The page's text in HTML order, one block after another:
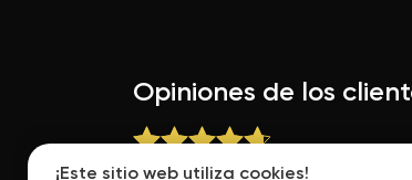
Opiniones de los
¡Este sitio web utiliza cookies!